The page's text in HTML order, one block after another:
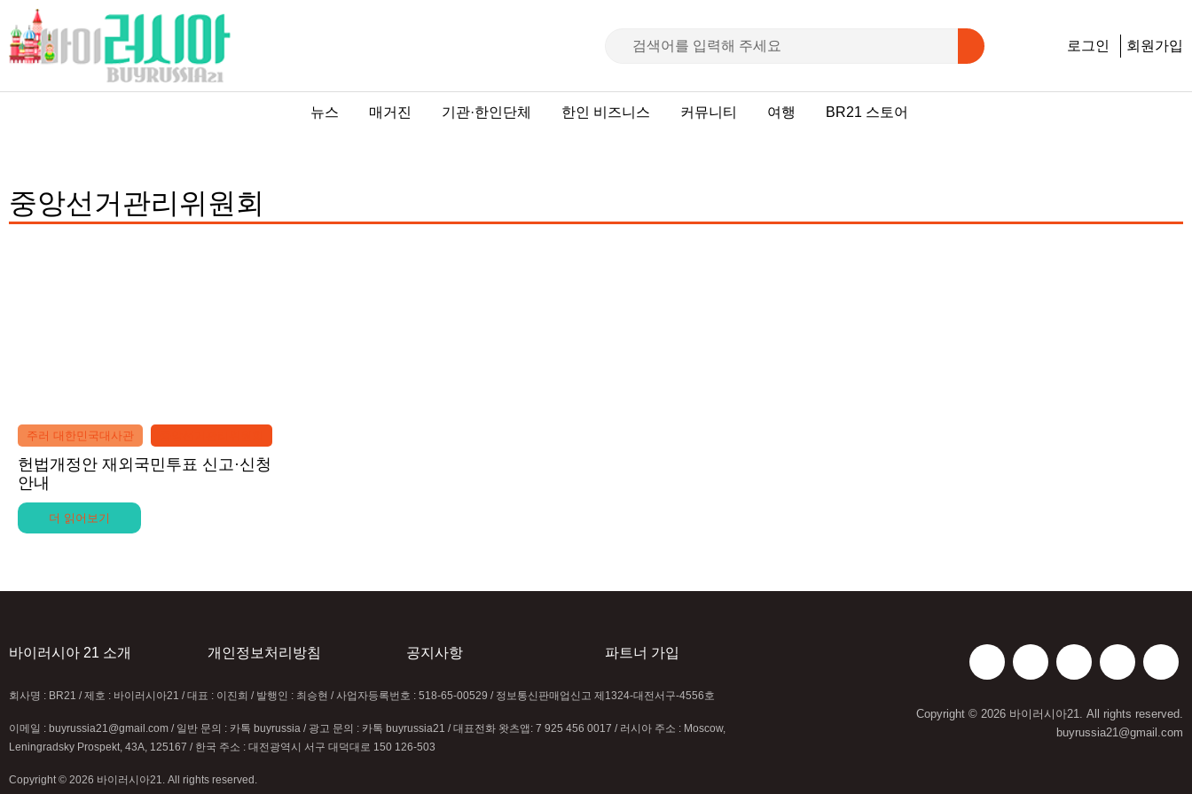
로그인 회원가입
뉴스 매거진 기관·한인단체 한인 비즈니스 커뮤니티 여행 BR21 스토어
중앙선거관리위원회
주러 대한민국대사관
헌법개정안 재외국민투표 신고·신청
안내
더 읽어보기
바이러시아 21 소개 개인정보처리방침 공지사항 파트너 가입
회사명 : BR21 / 제호 : 바이러시아21 / 대표 : 이진희 / 발행인 : 최승현 / 사업자등록번호 : 518-65-00529 / 정보통신판매업신고 제1324-대전서구-4556호
이메일 : buyrussia21@gmail.com / 일반 문의 : 카톡 buyrussia / 광고 문의 : 카톡 buyrussia21 / 대표전화 왓츠앱: 7 925 456 0017 / 러시아 주소 : Moscow,
Leningradsky Prospekt, 43A, 125167 / 한국 주소 : 대전광역시 서구 대덕대로 150 126-503
Copyright © 2026 바이러시아21. All rights reserved.
Copyright © 2026 바이러시아21. All rights reserved.
buyrussia21@gmail.com